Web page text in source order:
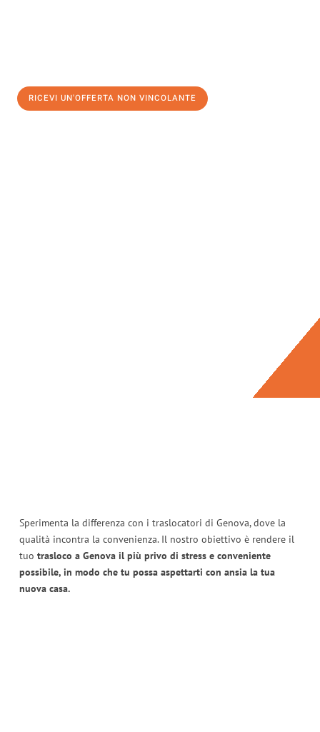
RICEVI UN'OFFERTA NON VINCOLANTE
Sperimenta la differenza con i traslocatori di Genova, dove la
qualità incontra la convenienza. Il nostro obiettivo è rendere il
tuo trasloco a Genova il più privo di stress e conveniente
possibile, in modo che tu possa aspettarti con ansia la tua
nuova casa.